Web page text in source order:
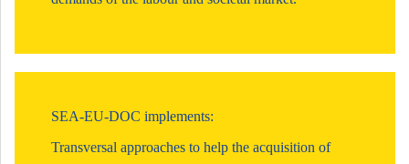
SEA-EU-DOC implements:
Transversal approaches to help the acquisition of